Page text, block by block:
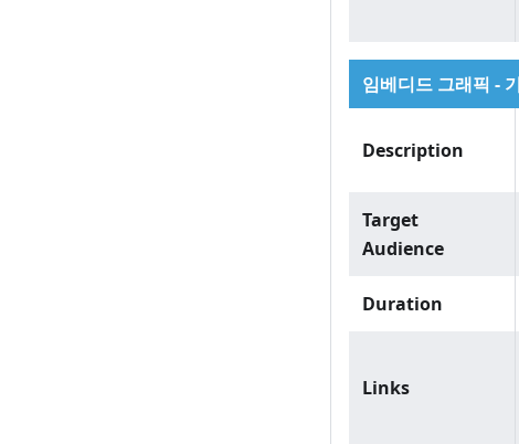
임베디드 그래픽 -
Description
Target
Audience
Duration
Links